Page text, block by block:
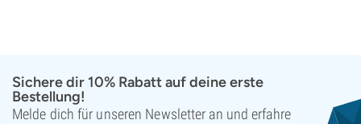
Sichere dir 10% Rabatt auf deine erste
Bestellung!
Melde dich für unseren Newsletter an und erfahre